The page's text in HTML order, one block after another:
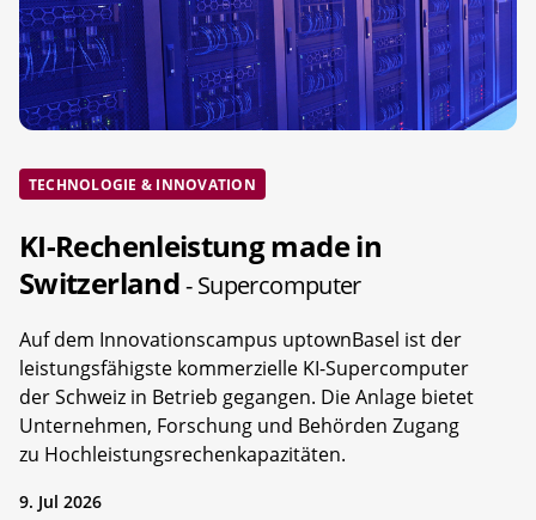
TECHNOLOGIE & INNOVATION
KI-Rechenleistung made in
Switzerland- Supercomputer
Auf dem Innovationscampus uptownBasel ist der
leistungsfähigste kommerzielle KI-Supercomputer
der Schweiz in Betrieb gegangen. Die Anlage bietet
Unternehmen, Forschung und Behörden Zugang
zu Hochleistungsrechenkapazitäten.
9. Jul 2026